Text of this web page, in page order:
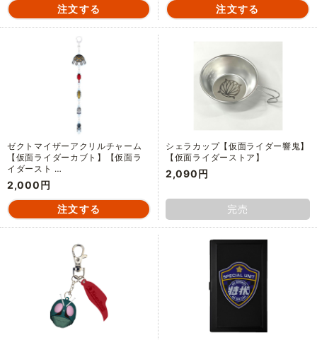
ゼクトマイザーアクリルチャーム
【仮面ライダーカブト】【仮面ラ
イダースト …
2,000円
シェラカップ【仮面ライダー響鬼】
【仮面ライダーストア】
2,090円
完売